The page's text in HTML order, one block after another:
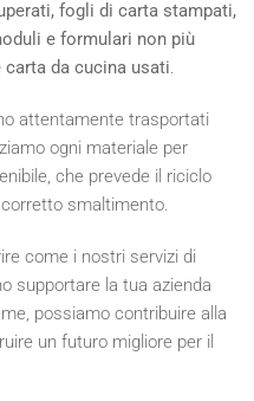
fogli di carta stampati,
e formulari non più
da cucina usati.
attentamente trasportati
ogni materiale per
che prevede il riciclo
smaltimento.
come i nostri servizi di
supportare la tua azienda
possiamo contribuire alla
un futuro migliore per il